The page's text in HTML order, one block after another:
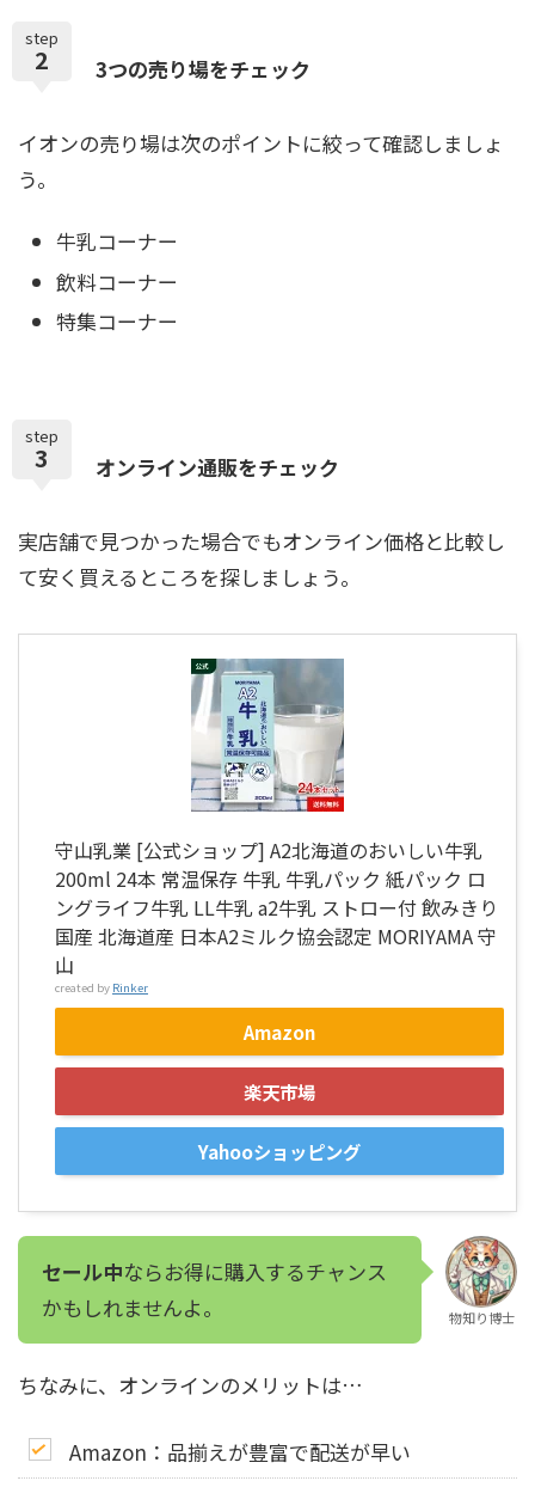
step
2 3つの売り場をチェック
イオンの売り場は次のポイントに絞って確認しましょ
う。
牛乳コーナー
飲料コーナー
特集コーナー
step
3 オンライン通販をチェック
実店舗で見つかった場合でもオンライン価格と比較し
て安く買えるところを探しましょう。
守山乳業 [公式ショップ] A2北海道のおいしい牛乳
200ml 24本 常温保存 牛乳 牛乳パック 紙パック ロ
ングライフ牛乳 LL牛乳 a2牛乳 ストロー付 飲みきり
国産 北海道産 日本A2ミルク協会認定 MORIYAMA 守
山
created by Rinker
Amazon
楽天市場
Yahooショッピング
セール中ならお得に購入するチャンス
かもしれませんよ。
物知り博士
ちなみに、オンラインのメリットは…
Amazon：品揃えが豊富で配送が早い